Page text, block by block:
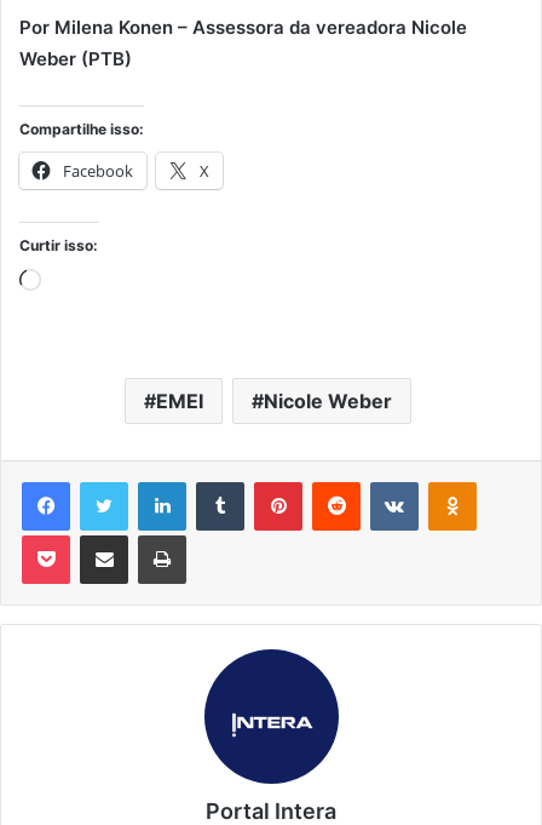
Por Milena Konen – Assessora da vereadora Nicole
Weber (PTB)
Compartilhe isso:
Facebook X
Curtir isso:
Carregando...
EMEI Nicole Weber
FacebookTwitter LinkedinTumblr PinterestReddit VK OK
Pocket Compartilhar via e-mail Imprimir
Portal Intera